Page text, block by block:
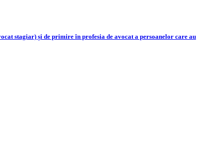
stagiar) și de primire în profesia de avocat a persoanelor care au